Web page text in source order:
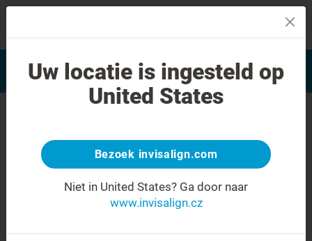
Hodnocení úsměvu
Najít poskytovatele léčby
Invisalign
Chyba 404
Přestaňte se mračit
Tato stránka není k dispozici, ale ostatní
Uw locatie is ingesteld op
United States
Bezoek invisalign.com
Niet in United States? Ga door naar
www.invisalign.cz